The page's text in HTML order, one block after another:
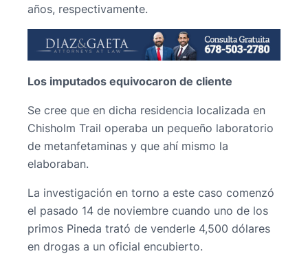
años, respectivamente.
Los imputados equivocaron de cliente
Se cree que en dicha residencia localizada en
Chisholm Trail operaba un pequeño laboratorio
de metanfetaminas y que ahí mismo la
elaboraban.
La investigación en torno a este caso comenzó
el pasado 14 de noviembre cuando uno de los
primos Pineda trató de venderle 4,500 dólares
en drogas a un oficial encubierto.